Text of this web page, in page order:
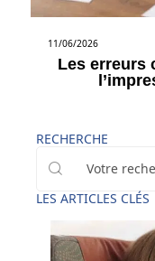
11/06/2026
Les erreurs
RECHERCHE
LES ARTICLES CLÉS